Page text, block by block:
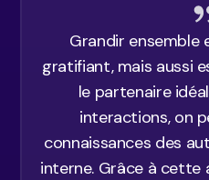
Grandir ensemble
gratifiant, mais aussi
le partenaire
interactions, on
connaissances des
interne. Grâce à cette